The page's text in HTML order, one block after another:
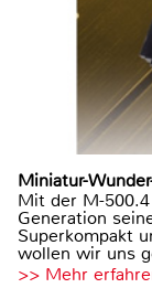
Miniatur-
Mit der M-
Generation
Superkompakt
wollen wir uns
>> Mehr